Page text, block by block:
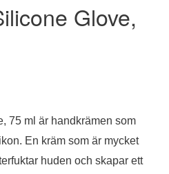
Glove,
75 ml är handkrämen som
En kräm som är mycket
huden och skapar ett